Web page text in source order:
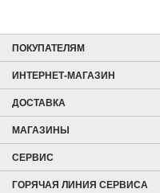
ПОКУПАТЕЛЯМ
ИНТЕРНЕТ-МАГАЗИН
ДОСТАВКА
МАГАЗИНЫ
СЕРВИС
ГОРЯЧАЯ ЛИНИЯ СЕРВИСА